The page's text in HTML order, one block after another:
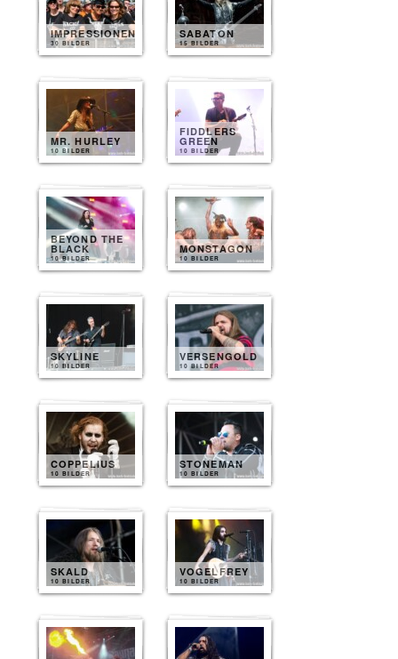
IMPRESSIONEN
30 BILDER
SABATON
15 BILDER
MR. HURLEY
10 BILDER
FIDDLERS
GREEN
10 BILDER
BEYOND THE
BLACK
10 BILDER
MONSTAGON
10 BILDER
SKYLINE
10 BILDER
VERSENGOLD
10 BILDER
COPPELIUS
10 BILDER
STONEMAN
10 BILDER
SKALD
10 BILDER
VOGELFREY
10 BILDER